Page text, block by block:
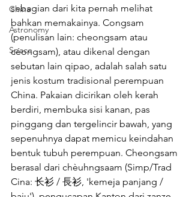
China
Astronomy
Space
sebagian dari kita pernah melihat
bahkan memakainya. Congsam
(penulisan lain: cheongsam atau
céongsam), atau dikenal dengan
sebutan lain qipao, adalah salah satu
jenis kostum tradisional perempuan
China. Pakaian dicirikan oleh kerah
berdiri, membuka sisi kanan, pas
pinggang dan tergelincir bawah, yang
sepenuhnya dapat memicu keindahan
bentuk tubuh perempuan. Cheongsam
berasal dari chèuhngsaam (Simp/Trad
Cina: 长衫 / 長衫, 'kemeja panjang /